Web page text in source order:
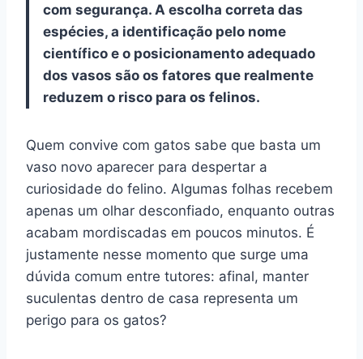
com segurança. A escolha correta das
espécies, a identificação pelo nome
científico e o posicionamento adequado
dos vasos são os fatores que realmente
reduzem o risco para os felinos.
Quem convive com gatos sabe que basta um
vaso novo aparecer para despertar a
curiosidade do felino. Algumas folhas recebem
apenas um olhar desconfiado, enquanto outras
acabam mordiscadas em poucos minutos. É
justamente nesse momento que surge uma
dúvida comum entre tutores: afinal, manter
suculentas dentro de casa representa um
perigo para os gatos?